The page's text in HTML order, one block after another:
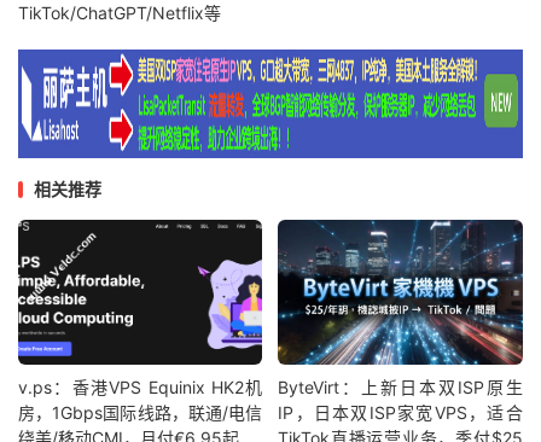
TikTok/ChatGPT/Netflix等
相关推荐
v.ps：香港VPS Equinix HK2机
房，1Gbps国际线路，联通/电信
绕美/移动CMI，月付€6.95起
ByteVirt：上新日本双ISP原生
IP，日本双ISP家宽VPS，适合
TikTok直播运营业务，季付$25